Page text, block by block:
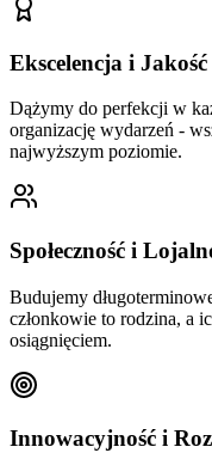
Ekscelencja i Jakość
Dążymy do perfekcji w
organizację wydarzeń -
najwyższym poziomie.
Społeczność i
Budujemy
członkowie to rodzina, a
osiągnięciem.
Innowacyjność i